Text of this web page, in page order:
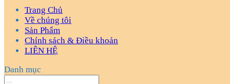
Trang Chủ
Về chúng tôi
Sản Phẩm
Chính sách & Điều khoản
LIÊN HỆ
Danh mục